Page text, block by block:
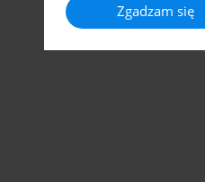
Zgadzam się